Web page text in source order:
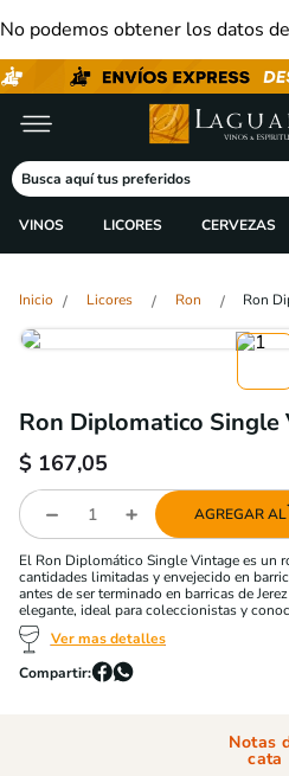
No podemos obtener los datos
Busca aquí tus preferidos
VINOS LICORES CERVEZAS
Licores Ron
Ron Diplomatico
$ 167,05
AGREGAR AL
El Ron Diplomático Single Vintage es un
cantidades limitadas y envejecido en
antes de ser terminado en barricas de
elegante, ideal para coleccionistas y
Ver mas detalles
Notas
cata